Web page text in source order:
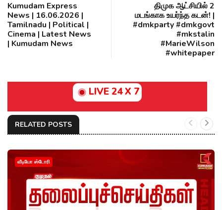
Kumudam Express
News | 16.06.2026 |
Tamilnadu | Political |
Cinema | Latest News
| Kumudam News
திமுக ஆட்சியில் 2
மடங்காக உயர்ந்த கடன்! |
#dmkparty #dmkgovt
#mkstalin
#MarieWilson
#whitepaper
LIVE 24 X 7
RELATED POSTS
வீடியோ ஸ்டோரி